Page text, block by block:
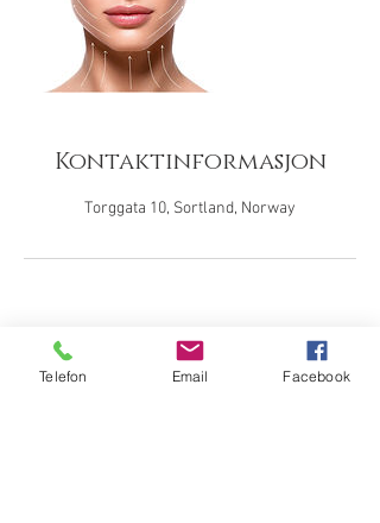
Kontaktinformasjon
Torggata 10, Sortland, Norway
Telefon Email Facebook